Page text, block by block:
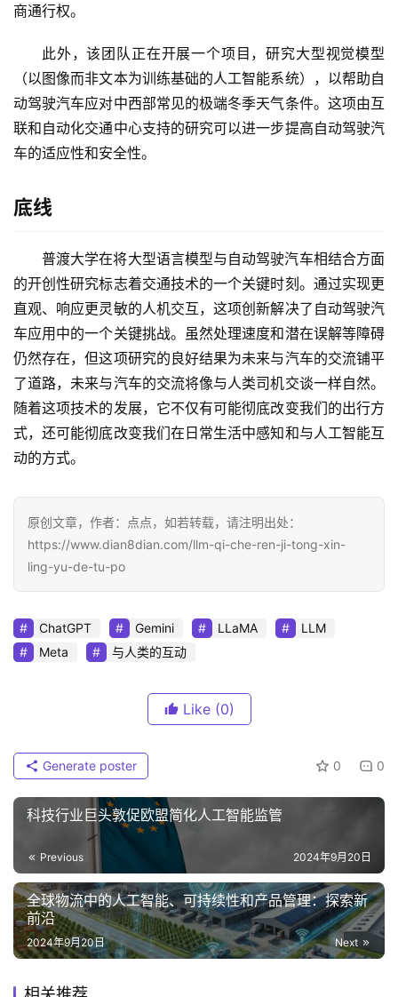
商通行权。
此外，该团队正在开展一个项目，研究大型视觉模型
（以图像而非文本为训练基础的人工智能系统），以帮助自
动驾驶汽车应对中西部常见的极端冬季天气条件。这项由互
联和自动化交通中心支持的研究可以进一步提高自动驾驶汽
车的适应性和安全性。
底线
普渡大学在将大型语言模型与自动驾驶汽车相结合方面
的开创性研究标志着交通技术的一个关键时刻。通过实现更
直观、响应更灵敏的人机交互，这项创新解决了自动驾驶汽
车应用中的一个关键挑战。虽然处理速度和潜在误解等障碍
仍然存在，但这项研究的良好结果为未来与汽车的交流铺平
了道路，未来与汽车的交流将像与人类司机交谈一样自然。
随着这项技术的发展，它不仅有可能彻底改变我们的出行方
式，还可能彻底改变我们在日常生活中感知和与人工智能互
动的方式。
原创文章，作者：点点，如若转载，请注明出处：
https://www.dian8dian.com/llm-qi-che-ren-ji-tong-xin-
ling-yu-de-tu-po
ChatGPT Gemini LLaMA
LLM
Meta
与人类的互动
Like (0)
0 0
Generate poster
科技行业巨头敦促欧盟简化人工智能监管
Previous 2024年9月20日
全球物流中的人工智能、可持续性和产品管理：探索新
前沿
Next
2024年9月20日